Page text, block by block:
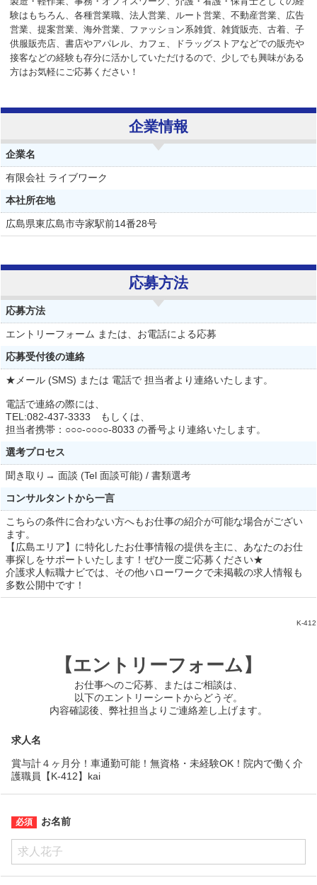
験はもちろん、各種営業職、法人営業、ルート営業、不動産営業、広告
営業、提案営業、海外営業、ファッション系雑貨、雑貨販売、古着、子
供服販売店、書店やアパレル、カフェ、ドラッグストアなどでの販売や
接客などの経験も存分に活かしていただけるので、少しでも興味がある
方はお気軽にご応募ください！
企業情報
企業名
有限会社 ライブワーク
本社所在地
広島県東広島市寺家駅前14番28号
応募方法
応募方法
エントリーフォーム または、お電話による応募
応募受付後の連絡
★メール (SMS) または 電話で 担当者より連絡いたします。
電話で連絡の際には、
TEL:082-437-3333 もしくは、
担当者携帯：○○○-○○○○-8033 の番号より連絡いたします。
選考プロセス
聞き取り→ 面談 (Tel 面談可能) / 書類選考
コンサルタントから一言
こちらの条件に合わない方へもお仕事の紹介が可能な場合がござい
ます。
【広島エリア】に特化したお仕事情報の提供を主に、あなたのお仕
事探しをサポートいたします！ぜひ一度ご応募ください★
介護求人転職ナビでは、その他ハローワークで未掲載の求人情報も
多数公開中です！
K-412
【エントリーフォーム】
お仕事へのご応募、またはご相談は、
以下のエントリーシートからどうぞ。
内容確認後、弊社担当よりご連絡差し上げます。
求人名
賞与計４ヶ月分！車通勤可能！無資格・未経験OK！院内で働く介
護職員【K-412】kai
お名前